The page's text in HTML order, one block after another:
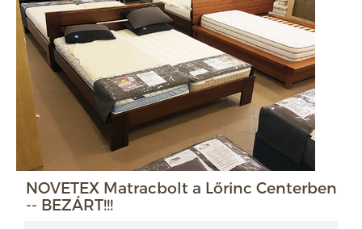
NOVETEX Matracbolt a Lőrinc Centerben
-- BEZÁRT!!!